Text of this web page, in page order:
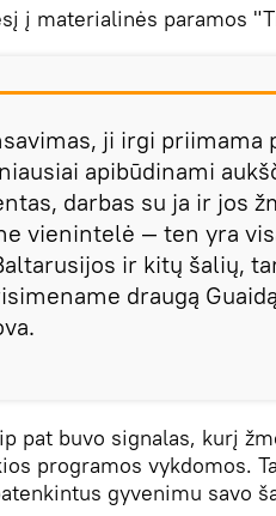
į materialinės paramos
ji irgi priimama
apibūdinami
darbas su ja ir jos
vienintelė — ten yra
ir kitų šalių,
draugą
pat buvo signalas, kurį
programos vykdomos.
gyvenimu savo